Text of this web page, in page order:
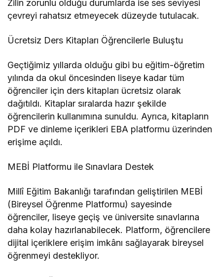
Zilin zorunlu olduğu durumlarda ise ses seviyesi
çevreyi rahatsız etmeyecek düzeyde tutulacak.
Ücretsiz Ders Kitapları Öğrencilerle Buluştu
Geçtiğimiz yıllarda olduğu gibi bu eğitim-öğretim
yılında da okul öncesinden liseye kadar tüm
öğrenciler için ders kitapları ücretsiz olarak
dağıtıldı. Kitaplar sıralarda hazır şekilde
öğrencilerin kullanımına sunuldu. Ayrıca, kitapların
PDF ve dinleme içerikleri EBA platformu üzerinden
erişime açıldı.
MEBİ Platformu ile Sınavlara Destek
Millî Eğitim Bakanlığı tarafından geliştirilen MEBİ
(Bireysel Öğrenme Platformu) sayesinde
öğrenciler, liseye geçiş ve üniversite sınavlarına
daha kolay hazırlanabilecek. Platform, öğrencilere
dijital içeriklere erişim imkânı sağlayarak bireysel
öğrenmeyi destekliyor.